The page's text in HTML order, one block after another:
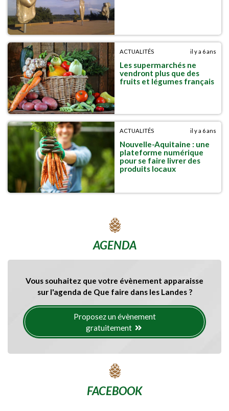
ACTUALITÉS il y a 6 ans
Les supermarchés ne
vendront plus que des
fruits et légumes français
ACTUALITÉS il y a 6 ans
Nouvelle-Aquitaine : une
plateforme numérique
pour se faire livrer des
produits locaux
AGENDA
Vous souhaitez que votre évènement apparaisse
sur l'agenda de Que faire dans les Landes ?
Proposez un évènement
gratuitement
FACEBOOK